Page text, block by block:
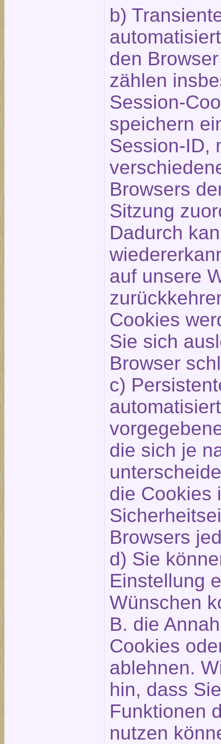
b)
den
zählen
Session-
speichern
Session-ID,
Browsers
Sitzung
Dadurch
auf unsere
Cookies
Sie sich
Browser
c)
die sich je
die Cookies
Browsers
d) Sie
Einstellung
Wünschen
B. die
Cookies
ablehnen.
hin, dass
Funktionen
nutzen